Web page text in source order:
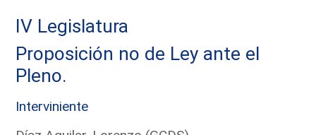
IV Legislatura
Proposición no de Ley ante el
Pleno.
Interviniente